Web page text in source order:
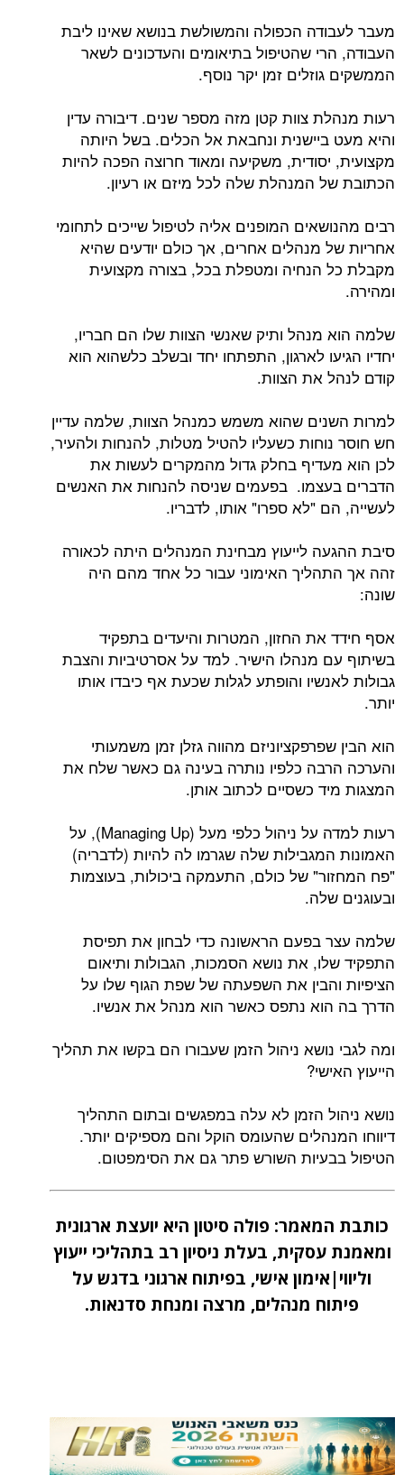
מעבר לעבודה הכפולה והמשולשת בנושא שאינו ליבת
העבודה, הרי שהטיפול בתיאומים והעדכונים לשאר
הממשקים גוזלים זמן יקר נוסף.
רעות מנהלת צוות קטן מזה מספר שנים. דיבורה עדין
והיא מעט ביישנית ונחבאת אל הכלים. בשל היותה
מקצועית, יסודית, משקיעה ומאוד חרוצה הפכה להיות
הכתובת של המנהלת שלה לכל מיזם או רעיון.
רבים מהנושאים המופנים אליה לטיפול שייכים לתחומי
אחריות של מנהלים אחרים, אך כולם יודעים שהיא
מקבלת כל הנחיה ומטפלת בכל, בצורה מקצועית
ומהירה.
שלמה הוא מנהל ותיק שאנשי הצוות שלו הם חבריו,
יחדיו הגיעו לארגון, התפתחו יחד ובשלב כלשהוא הוא
קודם לנהל את הצוות.
למרות השנים שהוא משמש כמנהל הצוות, שלמה עדיין
חש חוסר נוחות כשעליו להטיל מטלות, להנחות ולהעיר,
לכן הוא מעדיף בחלק גדול מהמקרים לעשות את
הדברים בעצמו. בפעמים שניסה להנחות את האנשים
לעשייה, הם "לא ספרו" אותו, לדבריו.
סיבת ההגעה לייעוץ מבחינת המנהלים היתה לכאורה
זהה אך התהליך האימוני עבור כל אחד מהם היה
שונה:
אסף חידד את החזון, המטרות והיעדים בתפקיד
בשיתוף עם מנהלו הישיר. למד על אסרטיביות והצבת
גבולות לאנשיו והופתע לגלות שכעת אף כיבדו אותו
יותר.
הוא הבין שפרפקציוניזם מהווה גזלן זמן משמעותי
והערכה הרבה כלפיו נותרה בעינה גם כאשר שלח את
המצגות מיד כשסיים לכתוב אותן.
רעות למדה על ניהול כלפי מעל (Managing Up), על
האמונות המגבילות שלה שגרמו לה להיות (לדבריה)
"פח המחזור" של כולם, התעמקה ביכולות, בעוצמות
ובעוגנים שלה.
שלמה עצר בפעם הראשונה כדי לבחון את תפיסת
התפקיד שלו, את נושא הסמכות, הגבולות ותיאום
הציפיות והבין את השפעתה של שפת הגוף שלו על
הדרך בה הוא נתפס כאשר הוא מנהל את אנשיו.
ומה לגבי נושא ניהול הזמן שעבורו הם בקשו את תהליך
הייעוץ האישי?
נושא ניהול הזמן לא עלה במפגשים ובתום התהליך
דיווחו המנהלים שהעומס הוקל והם מספיקים יותר.
הטיפול בבעיות השורש פתר גם את הסימפטום.
כותבת המאמר: פולה סיטון היא יועצת ארגונית
ומאמנת עסקית, בעלת ניסיון רב בתהליכי ייעוץ
וליווי|אימון אישי, בפיתוח ארגוני בדגש על
פיתוח מנהלים, מרצה ומנחת סדנאות.